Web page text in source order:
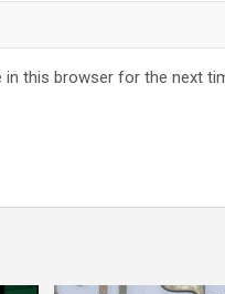
in this browser for the next